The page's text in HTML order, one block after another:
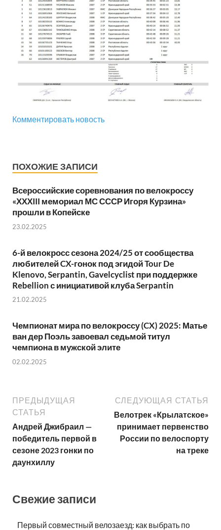
Комментировать новость
ПОХОЖИЕ ЗАПИСИ
Всероссийские соревнования по велокроссу
«ХХХIII мемориал МС СССР Игоря Курзина»
прошли в Копейске
23.02.2025
6-й велокросс сезона 2024/25 от сообщества
любителей CX-гонок под эгидой Tour De
Klenovo, Serpantin, Gavelcyclist при поддержке
Rebellion с инициативой клуба Serpantin
21.02.2025
Чемпионат мира по велокроссу (CX) 2025: Матье
ван дер Поэль завоевал седьмой титул
чемпиона в мужской элите
02.02.2025
ПРЕДЫДУЩАЯ
СТАТЬЯ
Андрей Джибраил —
победитель первой в
сезоне 2023 гонки по
даунхиллу
СЛЕДУЮЩАЯ СТАТЬЯ
Велотрек «Крылатское»
принимает первенство
России по велоспорту
на треке
Свежие записи
Первый совместный велозаезд: как выбрать по